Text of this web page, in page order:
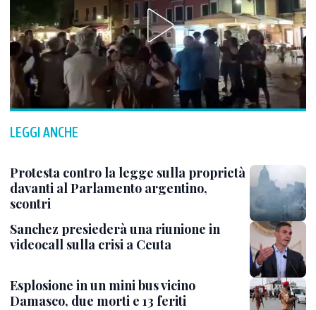
LEGGI ANCHE
Protesta contro la legge sulla proprietà
davanti al Parlamento argentino,
scontri
Sanchez presiederà una riunione in
videocall sulla crisi a Ceuta
Esplosione in un mini bus vicino
Damasco, due morti e 13 feriti